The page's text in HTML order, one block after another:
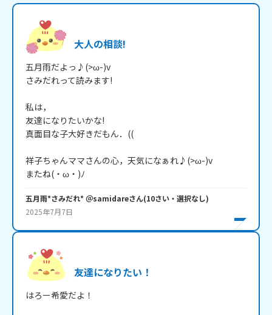
大人の相談!
五月雨だよっ♪(>ω-)v
さみだれって読みます!
私は，
友達になりたいかな!
真面目な子大好きだもん．((
祥子ちゃんママさんの心，天気になぁれ♪(>ω-)v
またね(・ω・)ﾉ
五月雨*さみだれ* ＠samidareさん(10さい・ 選択なし)
2025年7月7日
友達になりたい！
はろー希愛だよ！